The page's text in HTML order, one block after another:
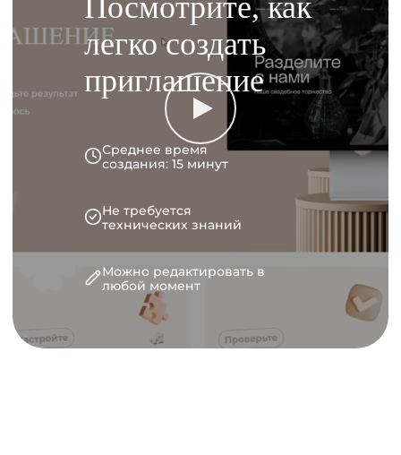
Посмотрите, как
легко создать
приглашение
Среднее время
создания: 15 минут
Не требуется
технических знаний
Можно редактировать в
любой момент